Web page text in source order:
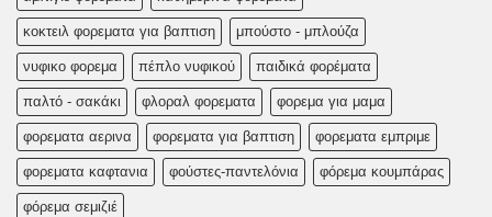
κοκτειλ φορεματα για βαπτιση μπούστο - μπλούζα
νυφικο φορεμα πέπλο νυφικού παιδικά φορέματα
παλτό - σακάκι φλοραλ φορεματα φορεμα για μαμα
φορεματα αερινα φορεματα για βαπτιση φορεματα εμπριμε
φορεματα καφτανια φούστες-παντελόνια φόρεμα κουμπάρας
φόρεμα σεμιζιέ